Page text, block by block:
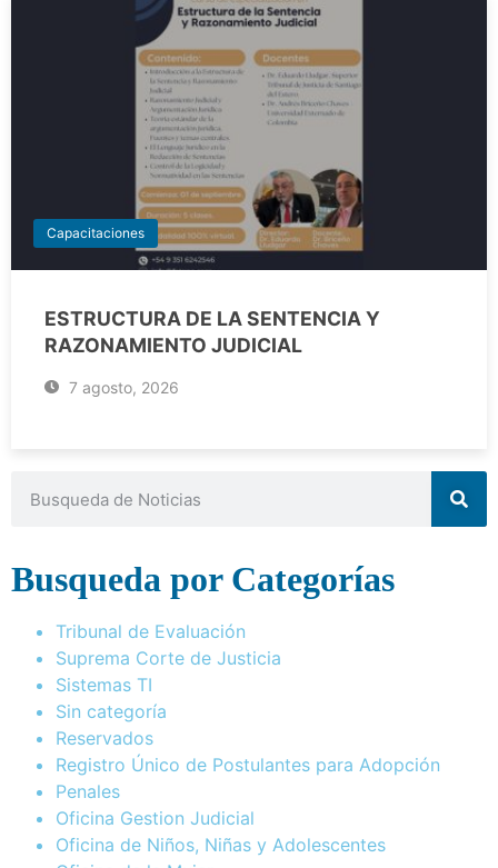
Capacitaciones
ESTRUCTURA DE LA SENTENCIA Y
RAZONAMIENTO JUDICIAL
7 agosto, 2026
Busqueda por Categorías
Tribunal de Evaluación
Suprema Corte de Justicia
Sistemas TI
Sin categoría
Reservados
Registro Único de Postulantes para Adopción
Penales
Oficina Gestion Judicial
Oficina de Niños, Niñas y Adolescentes